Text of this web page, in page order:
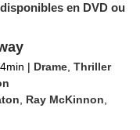
en DVD ou
| Drame ,Thriller
Ray McKinnon